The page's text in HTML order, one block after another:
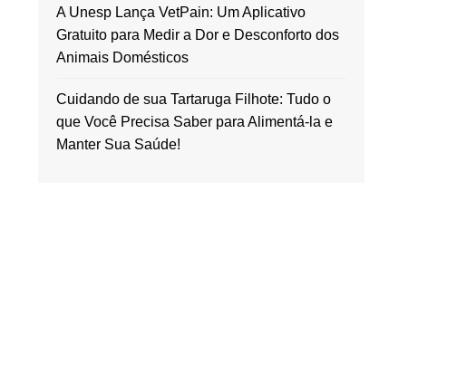
A Unesp Lança VetPain: Um Aplicativo
Gratuito para Medir a Dor e Desconforto dos
Animais Domésticos
Cuidando de sua Tartaruga Filhote: Tudo o
que Você Precisa Saber para Alimentá-la e
Manter Sua Saúde!